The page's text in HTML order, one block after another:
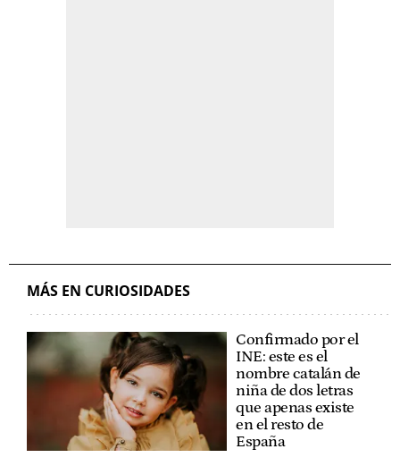
MÁS EN CURIOSIDADES
Confirmado por el
INE: este es el
nombre catalán de
niña de dos letras
que apenas existe
en el resto de
España